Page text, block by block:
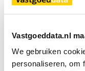
Vastgoeddata.nl
We gebruiken
personaliseren, om
Zie direct welke